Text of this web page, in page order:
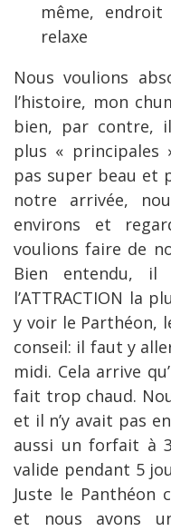
même,
relaxe
Nous voulions
l’histoire, mon
bien, par contre,
plus « principales
pas super beau et
notre arrivée,
environs et
voulions faire de
Bien entendu, il
l’ATTRACTION la
y voir le Parthéon,
conseil: il faut y
midi. Cela arrive
fait trop chaud.
et il n’y avait pas
aussi un forfait à
valide pendant 5
Juste le Panthéon
et nous avons